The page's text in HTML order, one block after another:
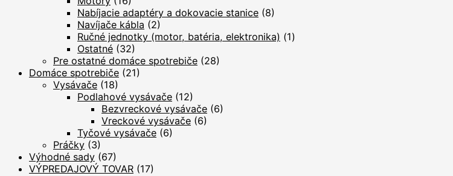
Nabíjacie adaptéry a dokovacie stanice (8)
Navíjače kábla (2)
Ručné jednotky (motor, batéria, elektronika) (1)
Ostatné (32)
Pre ostatné domáce spotrebiče (28)
Domáce spotrebiče (21)
Vysávače (18)
Podlahové vysávače (12)
Bezvreckové vysávače (6)
Vreckové vysávače (6)
Tyčové vysávače (6)
Práčky (3)
Výhodné sady (67)
VÝPREDAJOVÝ TOVAR (17)